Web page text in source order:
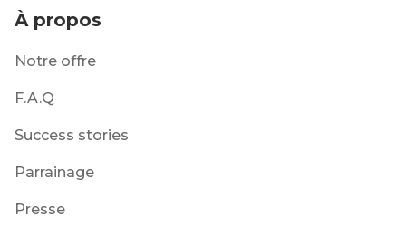
À propos
Notre offre
F.A.Q
Success stories
Parrainage
Presse